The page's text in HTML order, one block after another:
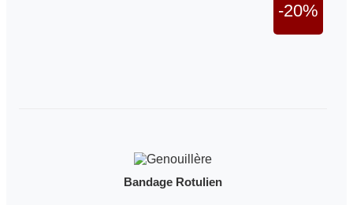
-20%
Bandage Rotulien